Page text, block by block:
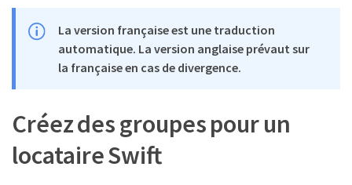
La version française est une traduction
automatique. La version anglaise prévaut sur
la française en cas de divergence.
Créez des groupes pour un
locataire Swift